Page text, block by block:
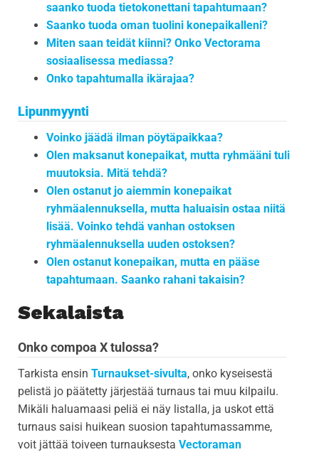
saanko tuoda tietokonettani tapahtumaan?
Saanko tuoda oman tuolini konepaikalleni?
Miten saan teidät kiinni? Onko Vectorama
sosiaalisessa mediassa?
Onko tapahtumalla ikärajaa?
Lipunmyynti
Voinko jäädä ilman pöytäpaikkaa?
Olen maksanut konepaikat, mutta ryhmääni tuli
muutoksia. Mitä tehdä?
Olen ostanut jo aiemmin konepaikat
ryhmäalennuksella, mutta haluaisin ostaa niitä
lisää. Voinko tehdä vanhan ostoksen
ryhmäalennuksella uuden ostoksen?
Olen ostanut konepaikan, mutta en pääse
tapahtumaan. Saanko rahani takaisin?
Sekalaista
Onko compoa X tulossa?
Tarkista ensin Turnaukset-sivulta, onko kyseisestä
pelistä jo päätetty järjestää turnaus tai muu kilpailu.
Mikäli haluamaasi peliä ei näy listalla, ja uskot että
turnaus saisi huikean suosion tapahtumassamme,
voit jättää toiveen turnauksestaVectoraman